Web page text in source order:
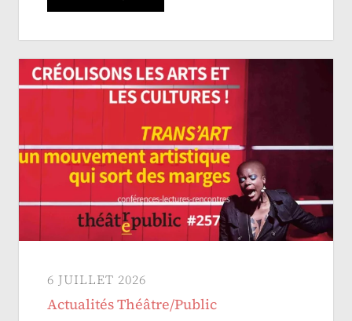
6 JUILLET 2026
Actualités Théâtre/Public